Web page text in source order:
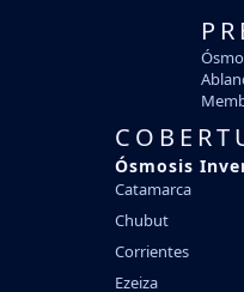
Ósmosis
Catamarca
Chubut
Corrientes
Ezeiza